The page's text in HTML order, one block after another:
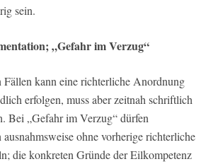
sein.
„Gefahr im Verzug“
Fällen kann eine richterliche Anordnung
erfolgen, muss aber zeitnah schriftlich
Bei „Gefahr im Verzug“ dürfen
ohne vorherige richterliche
die konkreten Gründe der Eilkompetenz